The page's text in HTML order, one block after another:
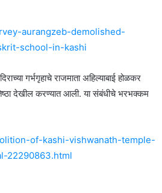
aurangzeb-demolished-
school-in-kashi
गर्भगृहाचे राजमाता अहिल्याबाई होळकर
देखील करण्यात आली. या संबंधीचे भरभक्कम
of-kashi-vishwanath-temple-
22290863.html